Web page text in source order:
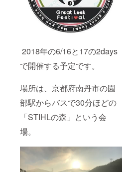
2018年の6/16と17の2days
で開催する予定です。
場所は、京都府南丹市の園
部駅からバスで30分ほどの
「STIHLの森」という会
場。